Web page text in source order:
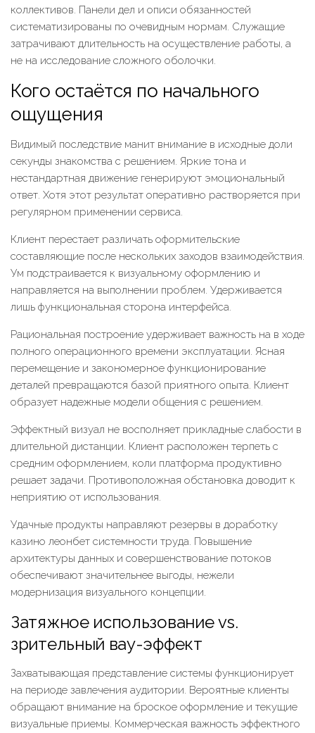
коллективов. Панели дел и описи обязанностей
систематизированы по очевидным нормам. Служащие
затрачивают длительность на осуществление работы, а
не на исследование сложного оболочки.
Кого остаётся по начального
ощущения
Видимый последствие манит внимание в исходные доли
секунды знакомства с решением. Яркие тона и
нестандартная движение генерируют эмоциональный
ответ. Хотя этот результат оперативно растворяется при
регулярном применении сервиса.
Клиент перестает различать оформительские
составляющие после нескольких заходов взаимодействия.
Ум подстраивается к визуальному оформлению и
направляется на выполнении проблем. Удерживается
лишь функциональная сторона интерфейса.
Рациональная построение удерживает важность на в ходе
полного операционного времени эксплуатации. Ясная
перемещение и закономерное функционирование
деталей превращаются базой приятного опыта. Клиент
образует надежные модели общения с решением.
Эффектный визуал не восполняет прикладные слабости в
длительной дистанции. Клиент расположен терпеть с
средним оформлением, коли платформа продуктивно
решает задачи. Противоположная обстановка доводит к
неприятию от использования.
Удачные продукты направляют резервы в доработку
казино леонбет системности труда. Повышение
архитектуры данных и совершенствование потоков
обеспечивают значительнее выгоды, нежели
модернизация визуального концепции.
Затяжное использование vs.
зрительный вау-эффект
Захватывающая представление системы функционирует
на периоде завлечения аудитории. Вероятные клиенты
обращают внимание на броское оформление и текущие
визуальные приемы. Коммерческая важность эффектного